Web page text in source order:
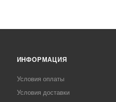
ИНФОРМАЦИЯ
Условия оплаты
Условия доставки